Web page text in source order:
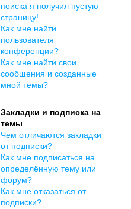
поиска я получил пустую
страницу!
Как мне найти
пользователя
конференции?
Как мне найти свои
сообщения и созданные
мной темы?
Закладки и подписка на
темы
Чем отличаются закладки
от подписки?
Как мне подписаться на
определённую тему или
форум?
Как мне отказаться от
подписки?